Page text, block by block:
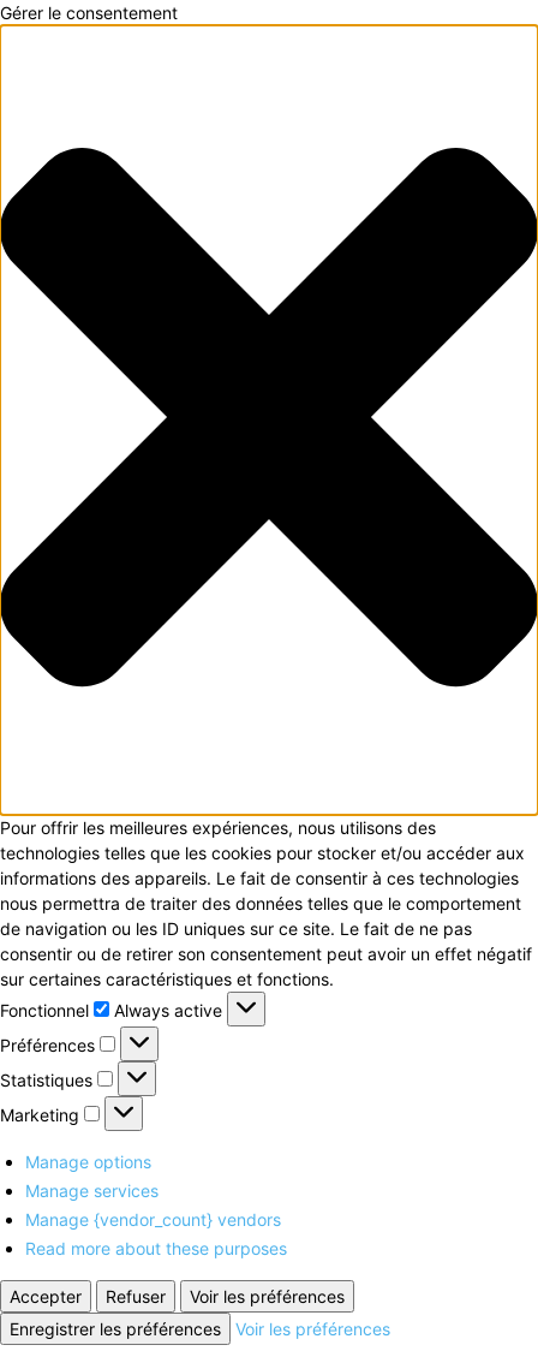
Gérer le consentement
Pour offrir les meilleures expériences, nous utilisons des
technologies telles que les cookies pour stocker et/ou accéder aux
informations des appareils. Le fait de consentir à ces technologies
nous permettra de traiter des données telles que le comportement
de navigation ou les ID uniques sur ce site. Le fait de ne pas
consentir ou de retirer son consentement peut avoir un effet négatif
sur certaines caractéristiques et fonctions.
Fonctionnel
Fonctionnel
Always active
Préférences
Préférences
Statistiques
Statistiques
Marketing
Marketing
Manage options
Manage services
Manage {vendor_count} vendors
Read more about these purposes
Accepter Refuser
Voir les préférences
Enregistrer les préférences
Voir les préférences